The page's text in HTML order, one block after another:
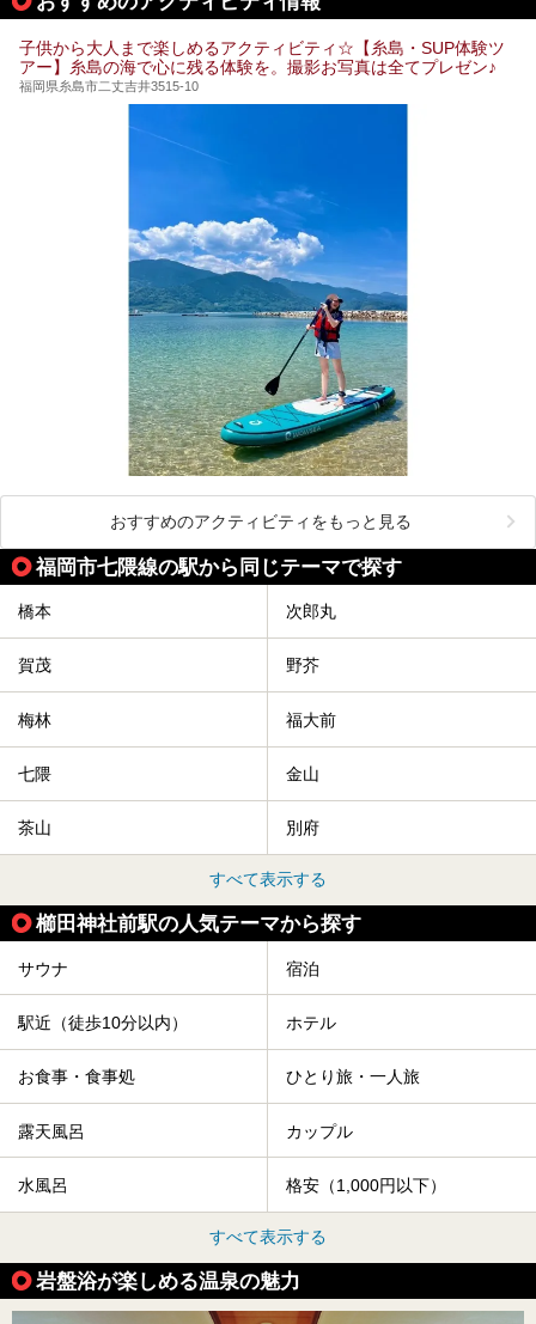
子供から大人まで楽しめるアクティビティ☆【糸島・SUP体験ツ
アー】糸島の海で心に残る体験を。撮影お写真は全てプレゼン♪
福岡県糸島市二丈吉井3515-10
おすすめのアクティビティをもっと見る
福岡市七隈線の駅から同じテーマで探す
橋本 次郎丸
賀茂 野芥
梅林 福大前
七隈 金山
茶山 別府
すべて表示する
櫛田神社前駅の人気テーマから探す
サウナ 宿泊
駅近（徒歩10分以内） ホテル
お食事・食事処 ひとり旅・一人旅
露天風呂 カップル
水風呂 格安（1,000円以下）
すべて表示する
岩盤浴が楽しめる温泉の魅力